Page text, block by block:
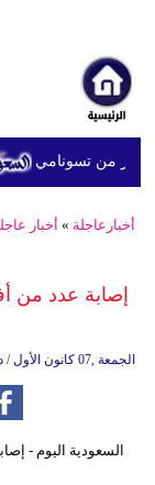
أخبارعاجلة » أخبار
إصابة عدد من
17:31 2012 الجمعة ,07 كانون الأول / ديسمبر